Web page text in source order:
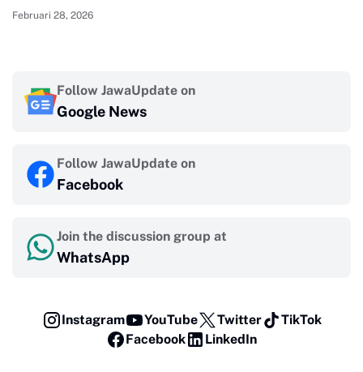
Februari 28, 2026
Follow JawaUpdate on
Google News
Follow JawaUpdate on
Facebook
Join the discussion group at
WhatsApp
Instagram YouTube Twitter
TikTok
Facebook
LinkedIn